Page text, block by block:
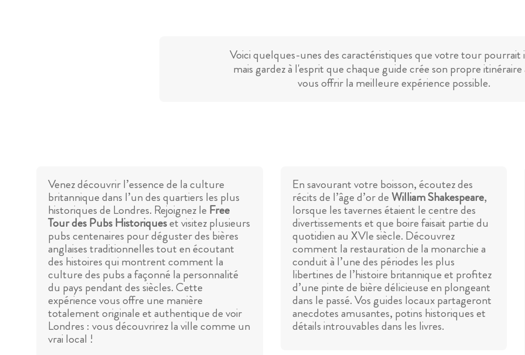
Voici quelques-unes des caractéristiques que votre tour pourrait
mais gardez à l'esprit que chaque guide crée son propre
vous offrir la meilleure expérience possible.
Venez découvrir l’essence de la culture
britannique dans l’un des quartiers les plus
historiques de Londres. Rejoignez le Free
Tour des Pubs Historiqueset visitez plusieurs
pubs centenaires pour déguster des bières
anglaises traditionnelles tout en écoutant
des histoires qui montrent comment la
culture des pubs a façonné la personnalité
du pays pendant des siècles. Cette
expérience vous offre une manière
totalement originale et authentique de voir
Londres : vous découvrirez la ville comme un
vrai local !
En savourant votre boisson, écoutez des
récits de l’âge d’or de William Shakespeare,
lorsque les tavernes étaient le centre des
divertissements et que boire faisait partie du
quotidien au XVIe siècle. Découvrez
comment la restauration de la monarchie a
conduit à l’une des périodes les plus
libertines de l’histoire britannique et profitez
d’une pinte de bière délicieuse en plongeant
dans le passé. Vos guides locaux partageront
anecdotes amusantes, potins historiques et
détails introuvables dans les livres.